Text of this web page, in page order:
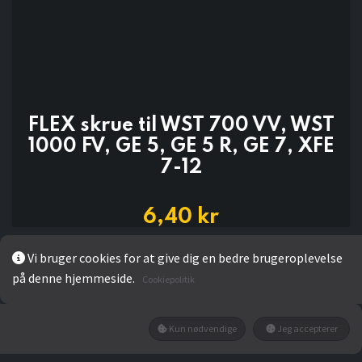
FLEX skrue til WST 700 VV, WST
1000 FV, GE 5, GE 5 R, GE 7, XFE
7-12
6,40 kr
LÆG I KURV
Vi bruger cookies for at give dig en bedre brugeroplevelse
på denne hjemmeside.
Cookiepolitik
Kun nødvendige Jeg accepterer